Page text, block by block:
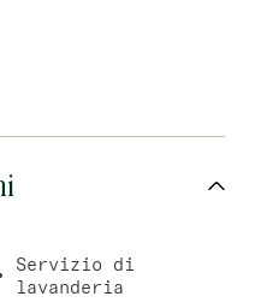
Servizio di
lavanderia